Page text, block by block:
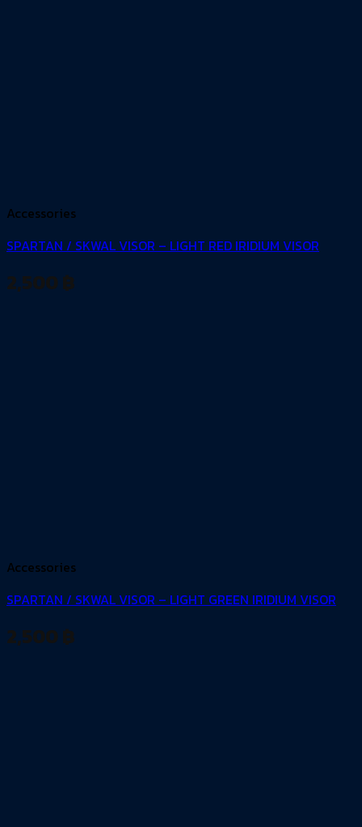
Accessories
SPARTAN / SKWAL VISOR – LIGHT RED IRIDIUM VISOR
2,500 ฿
Accessories
SPARTAN / SKWAL VISOR – LIGHT GREEN IRIDIUM VISOR
2,500 ฿